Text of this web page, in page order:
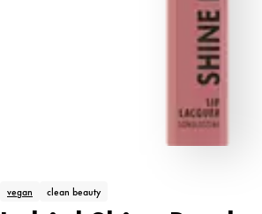
vegan clean beauty